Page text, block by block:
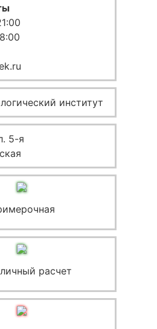
институт
5-я
расчет